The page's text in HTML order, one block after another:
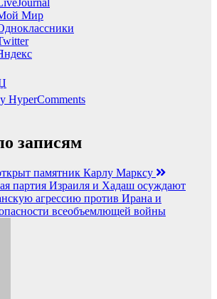
HyperComments
записям
памятник Карлу Марксу
партия Израиля и Хадаш осуждают
агрессию против Ирана и
всеобъемлющей войны